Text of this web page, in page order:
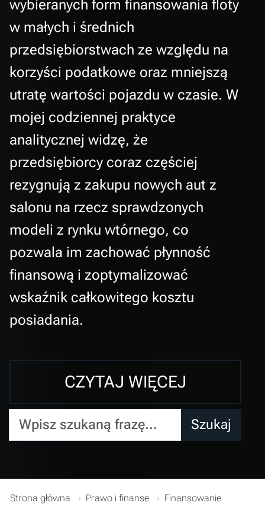
wybieranych form finansowania floty
w małych i średnich
przedsiębiorstwach ze względu na
korzyści podatkowe oraz mniejszą
utratę wartości pojazdu w czasie. W
mojej codziennej praktyce
analitycznej widzę, że
przedsiębiorcy coraz częściej
rezygnują z zakupu nowych aut z
salonu na rzecz sprawdzonych
modeli z rynku wtórnego, co
pozwala im zachować płynność
finansową i zoptymalizować
wskaźnik całkowitego kosztu
posiadania.
CZYTAJ WIĘCEJ
Wpisz szukaną frazę... Szukaj
Strona główna Prawo i finanse
Finansowanie